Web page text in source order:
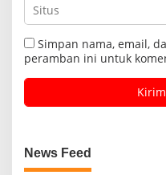
Simpan nama, email,
peramban ini untuk
News Feed